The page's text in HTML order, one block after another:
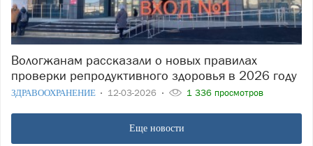
Вологжанам рассказали о новых правилах
проверки репродуктивного здоровья в 2026 году
ЗДРАВООХРАНЕНИЕ 12-03-2026 1 336 просмотров
Еще новости